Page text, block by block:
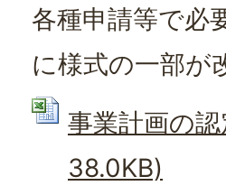
各種申請等で必
に様式の一部が
事業計画の
38.0KB)